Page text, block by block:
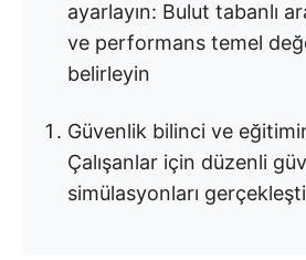
ayarlayın: Bulut tabanlı
ve performans temel
belirleyin
Güvenlik bilinci ve
Çalışanlar için düzenli
simülasyonları